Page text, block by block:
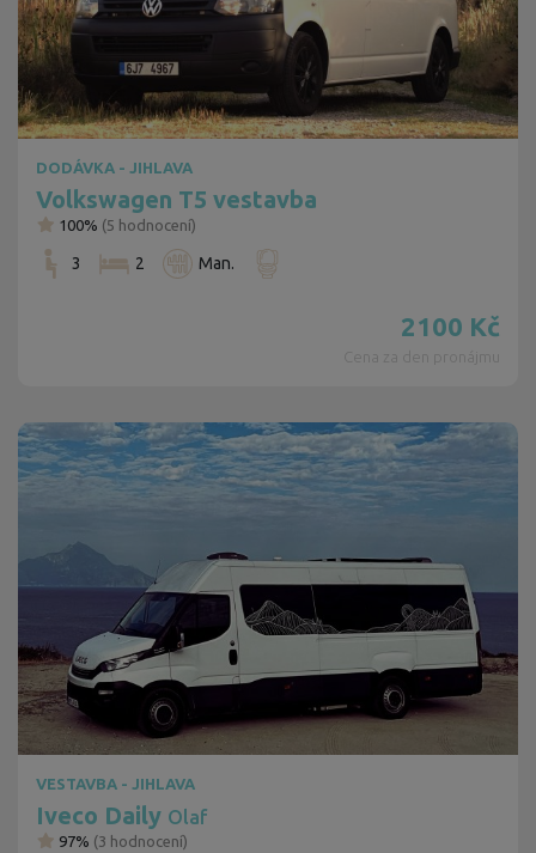
DODÁVKA - JIHLAVA
Volkswagen T5 vestavba
100% (5 hodnocení)
3 2 Man.
2100 Kč
Cena za den pronájmu
VESTAVBA - JIHLAVA
Iveco Daily Olaf
97% (3 hodnocení)